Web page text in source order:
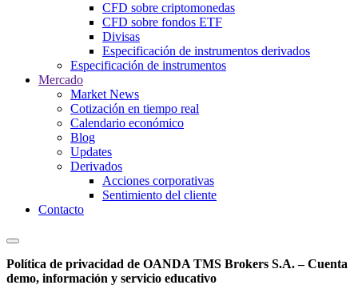
CFD sobre criptomonedas
CFD sobre fondos ETF
Divisas
Especificación de instrumentos derivados
Especificación de instrumentos
Mercado
Market News
Cotización en tiempo real
Calendario económico
Blog
Updates
Derivados
Acciones corporativas
Sentimiento del cliente
Contacto
Política de privacidad de OANDA TMS Brokers S.A. – Cuenta
demo, información y servicio educativo